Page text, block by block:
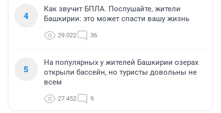
4
Как звучит БПЛА. Послушайте, жители
Башкирии: это может спасти вашу жизнь
29 022 36
5
На популярных у жителей Башкирии озерах
открыли бассейн, но туристы довольны не
всем
27 452 9